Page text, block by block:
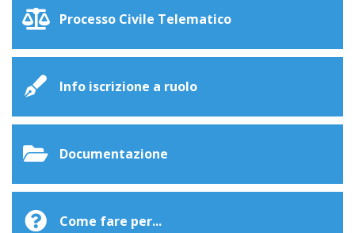
Processo Civile Telematico
Info iscrizione a ruolo
Documentazione
Come fare per...